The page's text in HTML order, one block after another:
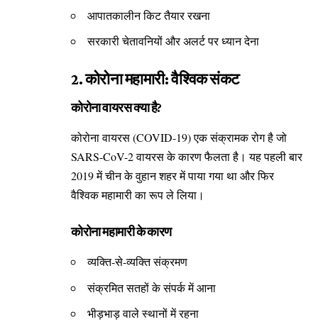
आपातकालीन किट तैयार रखना
सरकारी चेतावनियों और अलर्ट पर ध्यान देना
2. कोरोना महामारी: वैश्विक संकट
कोरोना वायरस क्या है?
कोरोना वायरस (COVID-19) एक संक्रामक रोग है जो
SARS-CoV-2 वायरस के कारण फैलता है। यह पहली बार
2019 में चीन के वुहान शहर में पाया गया था और फिर
वैश्विक महामारी का रूप ले लिया।
कोरोना महामारी के कारण
व्यक्ति-से-व्यक्ति संक्रमण
संक्रमित सतहों के संपर्क में आना
भीड़भाड़ वाले स्थानों में रहना